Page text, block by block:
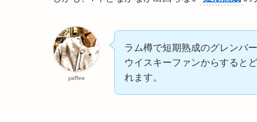
yaffee
ラム樽で短期熟成のグレンバ
ウイスキーファンからすると
れます。